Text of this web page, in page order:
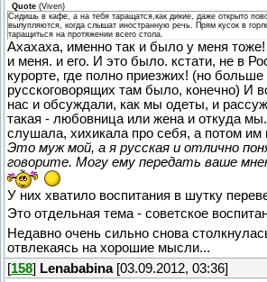
Quote (Viven)
Сидишь в кафе, а на тебя таращатся,как дикие, даже открыто
вылупляются, когда слышат иностранную речь. Прям кусок в
таращиться на протяжении всего стола.
Ахахаха, именно так и было у меня
и меня. и его. И это было. кстати, не в
курорте, где полно приезжих! (но
русскоговорящих там было, конечно) И
нас и обсуждали, как мы одеты, и
такая - любовница или жена и откуда
слушала, хихикала про себя, а потом им
Это муж мой, а я русская и отлично
говорите. Могу ему передать ваше
У них хватило воспитания в шутку
Это отдельная тема - советское
Недавно очень сильно снова
отвлекаясь на хорошие мысли...
[158] Lenababina[03.09.2012, 03:36]